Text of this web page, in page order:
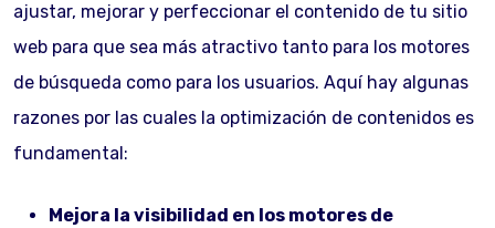
ajustar, mejorar y perfeccionar el contenido de tu sitio
web para que sea más atractivo tanto para los motores
de búsqueda como para los usuarios. Aquí hay algunas
razones por las cuales la optimización de contenidos es
fundamental:
Mejora la visibilidad en los motores de